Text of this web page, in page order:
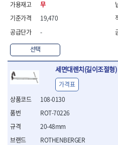
- 함마망치
- 망치헤드
- 판금망치
- 나일론무반동망치
- 플라스틱망치
- 핀펀치
- 평치즐
- 펀치
- 펀치세트
- 톱대
무
19,470
-
선택
세면대렌치(길이조절형)
108-0130
ROTHENBERGER
ROT-70226
20-48mm
가격표